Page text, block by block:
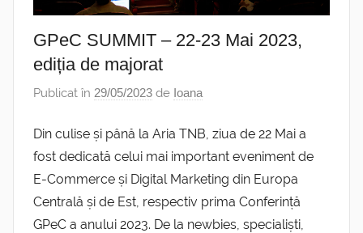
GPeC SUMMIT – 22-23 Mai 2023,
ediția de majorat
Publicat în 29/05/2023 de Ioana
Din culise și până la Aria TNB, ziua de 22 Mai a
fost dedicată celui mai important eveniment de
E-Commerce și Digital Marketing din Europa
Centrală și de Est, respectiv prima Conferință
GPeC a anului 2023. De la newbies, specialiști,